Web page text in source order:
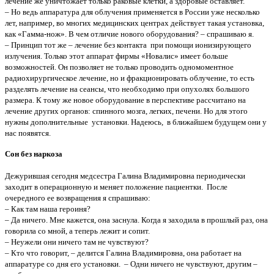
– Но ведь аппаратура для облучения применяется в России уже несколько
лет, например, во многих медицинских центрах действует такая установка,
как «Гамма-нож». В чем отличие нового оборудования? – спрашиваю я.
– Принцип тот же – лечение без контакта при помощи ионизирующего
излучения. Только этот аппарат фирмы «Новалис» имеет больше
возможностей. Он позволяет не только проводить одномоментное
радиохирургическое лечение, но и фракционировать облучение, то есть
разделять лечение на сеансы, что необходимо при опухолях большого
размера. К тому же новое оборудование в перспективе рассчитано на
лечение других органов: спинного мозга, легких, печени. Но для этого
нужны дополнительные установки. Надеюсь, в ближайшем будущем они у
нас появятся.
Сон без наркоза
Дежурившая сегодня медсестра Галина Владимировна периодически
заходит в операционную и меняет положение пациентки. После
очередного ее возвращения я спрашиваю:
– Как там наша героиня?
– Да ничего. Мне кажется, она заснула. Когда я заходила в прошлый раз, она
говорила со мной, а теперь лежит и сопит.
– Неужели они ничего там не чувствуют?
– Кто что говорит, – делится Галина Владимировна, она работает на
аппаратуре со дня его установки. – Одни ничего не чувствуют, другим –